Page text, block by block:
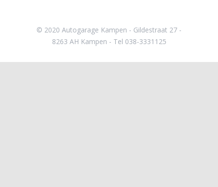
© 2020 Autogarage Kampen - Gildestraat 27 -
8263 AH Kampen - Tel 038-3331125